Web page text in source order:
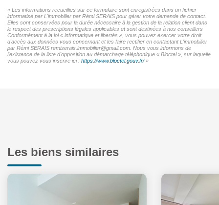
« Les informations recueillies sur ce formulaire sont enregistrées dans un fichier
informatisé par L'immobilier par Rémi SERAIS pour gérer votre demande de contact.
Elles sont conservées pour la durée nécessaire à la gestion de la relation client dans
le respect des prescriptions légales applicables et sont destinées à nos conseillers
Conformément à la loi « informatique et libertés », vous pouvez exercer votre droit
d'accès aux données vous concernant et les faire rectifier en contactant L'immobilier
par Rémi SERAIS remiserais.immobilier@gmail.com. Nous vous informons de
l'existence de la liste d'opposition au démarchage téléphonique « Bloctel », sur laquelle
vous pouvez vous inscrire ici : https://www.bloctel.gouv.fr/»
Les biens similaires